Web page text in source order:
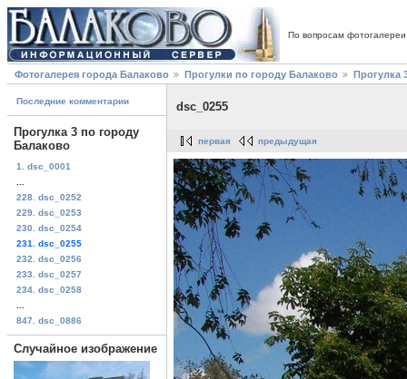
По вопросам
Фотогалерея города Балаково Прогулки по городу Балаково Прогулка
Последние комментарии
Прогулка 3 по городу
Балаково
1. dsc_0001
228. dsc_0252
229. dsc_0253
230. dsc_0254
231. dsc_0255
232. dsc_0256
233. dsc_0257
234. dsc_0258
847. dsc_0886
Случайное изображение
dsc_0255
первая предыдущая